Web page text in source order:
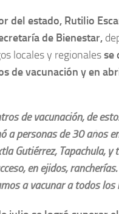
del estado, Rutilio
de Bienestar,
locales y regionalesse
de vacunación y en
de vacunación, de
a personas de 30 años
Gutiérrez, Tapachula,
en ejidos,
a vacunar a todos los